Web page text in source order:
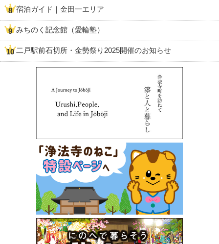
宿泊ガイド｜金田一エリア
みちのく記念館（愛輪塾）
二戸駅前石切所・金勢祭り2025開催のお知らせ